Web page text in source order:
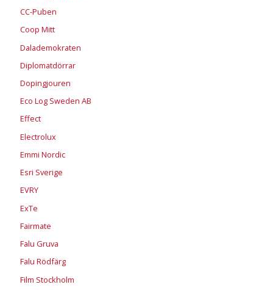
CC-Puben
Coop Mitt
Dalademokraten
Diplomatdörrar
Dopingjouren
Eco Log Sweden AB
Effect
Electrolux
Emmi Nordic
Esri Sverige
EVRY
ExTe
Fairmate
Falu Gruva
Falu Rödfärg
Film Stockholm